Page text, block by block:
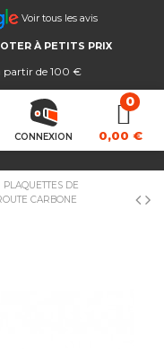
Voir tous les avis
À PETITS PRIX
partir de 100 €
CONNEXION 0,00 €
PLAQUETTES DE
CARBONE